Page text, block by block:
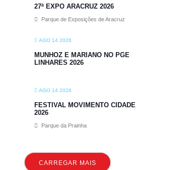
27ª EXPO ARACRUZ 2026
Parque de Exposições de Aracruz
AGO 14 2026
MUNHOZ E MARIANO NO PGE
LINHARES 2026
AGO 14 2026
FESTIVAL MOVIMENTO CIDADE
2026
Parque da Prainha
CARREGAR MAIS